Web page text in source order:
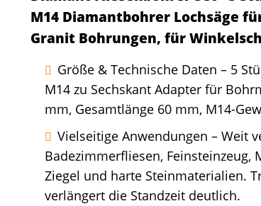
M14 Diamantbohrer Lochsäge
Granit Bohrungen, für
Größe & Technische Daten – 5
M14 zu Sechskant Adapter für
mm, Gesamtlänge 60 mm, M14-
Vielseitige Anwendungen – Weit
Badezimmerfliesen, Feinsteinzeug,
Ziegel und harte Steinmaterialien.
verlängert die Standzeit deutlich.